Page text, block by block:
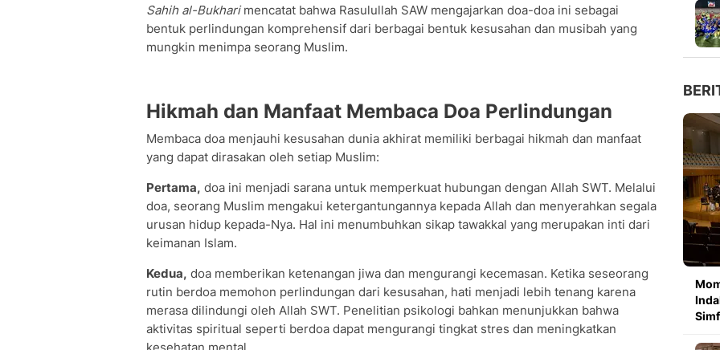
Sahih al-Bukharimencatat bahwa Rasulullah SAW mengajarkan doa-doa ini sebagai
bentuk perlindungan komprehensif dari berbagai bentuk kesusahan dan musibah yang
mungkin menimpa seorang Muslim.
Hikmah dan Manfaat Membaca Doa Perlindungan
Membaca doa menjauhi kesusahan dunia akhirat memiliki berbagai hikmah dan manfaat
yang dapat dirasakan oleh setiap Muslim:
Pertama, doa ini menjadi sarana untuk memperkuat hubungan dengan Allah SWT. Melalui
doa, seorang Muslim mengakui ketergantungannya kepada Allah dan menyerahkan segala
urusan hidup kepada-Nya. Hal ini menumbuhkan sikap tawakkal yang merupakan inti dari
keimanan Islam.
Kedua, doa memberikan ketenangan jiwa dan mengurangi kecemasan. Ketika seseorang
rutin berdoa memohon perlindungan dari kesusahan, hati menjadi lebih tenang karena
merasa dilindungi oleh Allah SWT. Penelitian psikologi bahkan menunjukkan bahwa
aktivitas spiritual seperti berdoa dapat mengurangi tingkat stres dan meningkatkan